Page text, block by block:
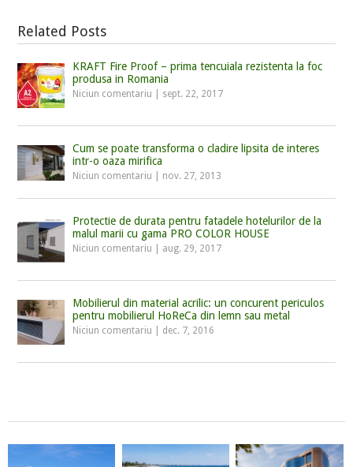
Related Posts
KRAFT Fire Proof – prima tencuiala rezistenta la foc
produsa in Romania
Niciun comentariu sept. 22, 2017
Cum se poate transforma o cladire lipsita de interes
intr-o oaza mirifica
Niciun comentariu nov. 27, 2013
Protectie de durata pentru fatadele hotelurilor de la
malul marii cu gama PRO COLOR HOUSE
Niciun comentariu aug. 29, 2017
Mobilierul din material acrilic: un concurent periculos
pentru mobilierul HoReCa din lemn sau metal
Niciun comentariu dec. 7, 2016